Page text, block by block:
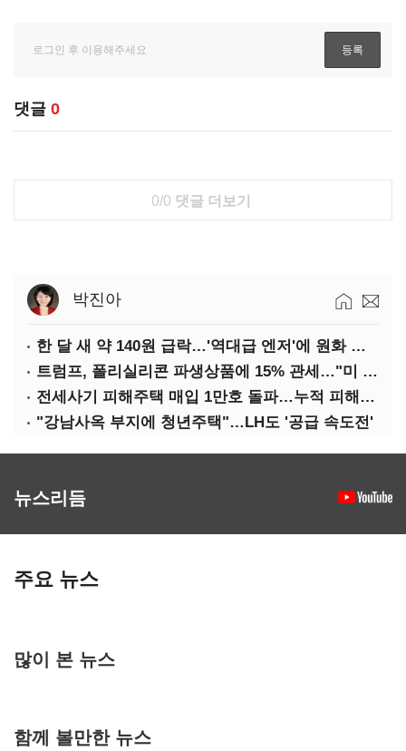
댓글 0
0/0 댓글 더보기
박진아
한 달 새 약 140원 급락…'역대급 엔저'에 원화 변곡점
트럼프, 폴리실리콘 파생상품에 15% 관세…"미 산업 재건"
전세사기 피해주택 매입 1만호 돌파…누적 피해자 4만278명
"강남사옥 부지에 청년주택"…LH도 '공급 속도전'
뉴스리듬
주요 뉴스
많이 본 뉴스
함께 볼만한 뉴스